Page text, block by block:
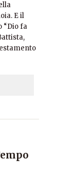
E il
“Dio fa